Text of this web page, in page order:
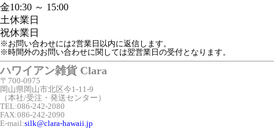
金10:30 ～ 15:00
土休業日
祝休業日
※お問い合わせには2営業日以内に返信します。
※時間外のお問い合わせに関しては翌営業日の受付となります。
ハワイアン雑貨 Clara
〒700-0975
岡山県岡山市北区今1-11-9
（本社/受注・発送センター）
TEL:086-242-2080
FAX:086-242-2090
E-mail:silk@clara-hawaii.jp